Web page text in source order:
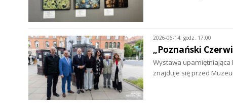
2026-06-14, godz. 17:00
„Poznański
Wystawa upamiętniająca
znajduje się przed